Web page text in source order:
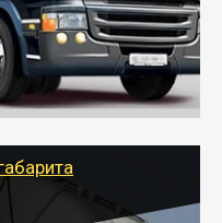
грузов с
режима, работающим
кузова и мед.
перевезти
город России с